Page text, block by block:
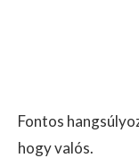
Fontos
hogy valós.